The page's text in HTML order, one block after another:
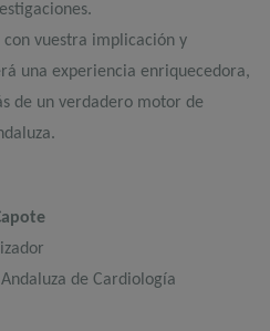
con vuestra implicación y
una experiencia enriquecedora,
de un verdadero motor de
de Cardiología